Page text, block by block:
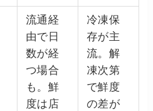
流通経
由で日
数が経
つ場合
も。鮮
度は店
冷凍保
存が主
流。解
凍次第
で鮮度
の差が